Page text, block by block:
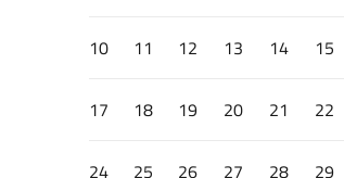
10 11 12 13 14 15
17 18 19 20 21 22
24 25 26 27 28 29